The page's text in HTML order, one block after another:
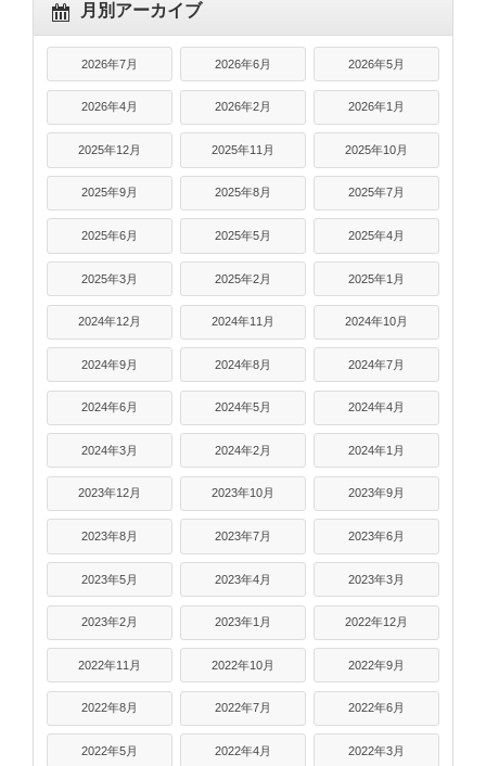
月別アーカイブ
2026年7月 2026年6月 2026年5月
2026年4月 2026年2月 2026年1月
2025年12月 2025年11月 2025年10月
2025年9月 2025年8月 2025年7月
2025年6月 2025年5月 2025年4月
2025年3月 2025年2月 2025年1月
2024年12月 2024年11月 2024年10月
2024年9月 2024年8月 2024年7月
2024年6月 2024年5月 2024年4月
2024年3月 2024年2月 2024年1月
2023年12月 2023年10月 2023年9月
2023年8月 2023年7月 2023年6月
2023年5月 2023年4月 2023年3月
2023年2月 2023年1月 2022年12月
2022年11月 2022年10月 2022年9月
2022年8月 2022年7月 2022年6月
2022年5月 2022年4月 2022年3月